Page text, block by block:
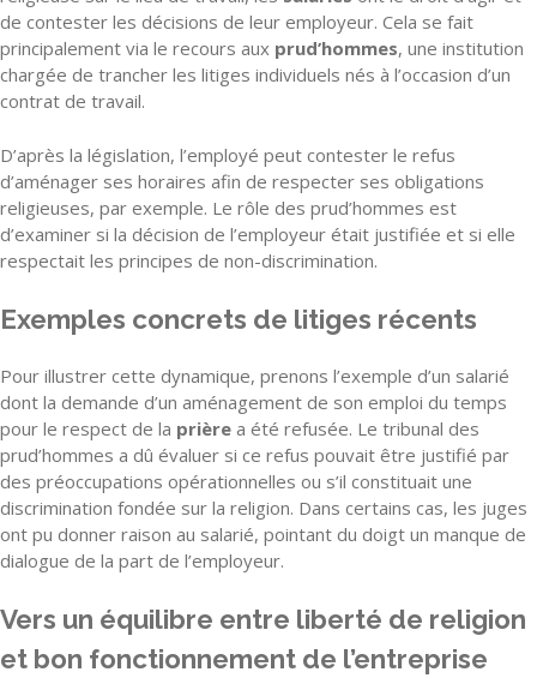
de contester les décisions de leur employeur. Cela se fait
principalement via le recours aux prud’hommes, une institution
chargée de trancher les litiges individuels nés à l’occasion d’un
contrat de travail.
D’après la législation, l’employé peut contester le refus
d’aménager ses horaires afin de respecter ses obligations
religieuses, par exemple. Le rôle des prud’hommes est
d’examiner si la décision de l’employeur était justifiée et si elle
respectait les principes de non-discrimination.
Exemples concrets de litiges récents
Pour illustrer cette dynamique, prenons l’exemple d’un salarié
dont la demande d’un aménagement de son emploi du temps
pour le respect de la prière a été refusée. Le tribunal des
prud’hommes a dû évaluer si ce refus pouvait être justifié par
des préoccupations opérationnelles ou s’il constituait une
discrimination fondée sur la religion. Dans certains cas, les juges
ont pu donner raison au salarié, pointant du doigt un manque de
dialogue de la part de l’employeur.
Vers un équilibre entre liberté de religion
et bon fonctionnement de l’entreprise